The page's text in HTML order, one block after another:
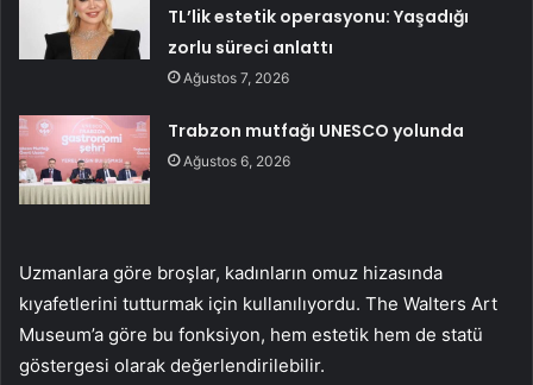
TL’lik estetik operasyonu: Yaşadığı
zorlu süreci anlattı
Ağustos 7, 2026
Trabzon mutfağı UNESCO yolunda
Ağustos 6, 2026
Uzmanlara göre broşlar, kadınların omuz hizasında
kıyafetlerini tutturmak için kullanılıyordu. The Walters Art
Museum’a göre bu fonksiyon, hem estetik hem de statü
göstergesi olarak değerlendirilebilir.